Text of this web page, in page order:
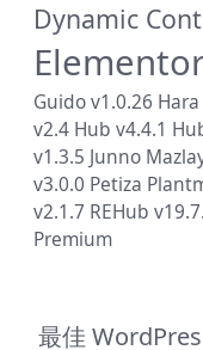
Dynamic
Guido v1.0.26
v2.4 Hub v4.4.1
v1.3.5 Junno
v3.0.0 Petiza
v2.1.7 REHub
Premium
最佳